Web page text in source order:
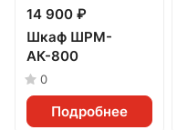
14 900 ₽
Шкаф ШРМ-
АК-800
0
Подробнее